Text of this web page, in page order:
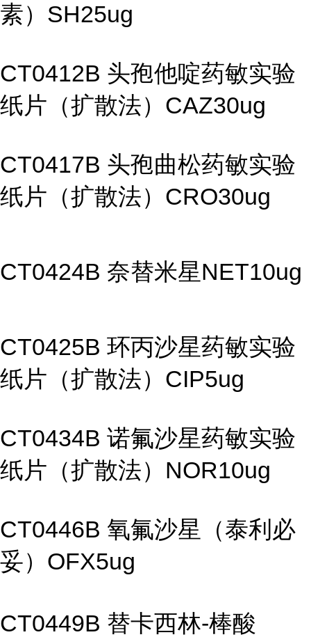
素）SH25ug
CT0412B 头孢他啶药敏实验
纸片（扩散法）CAZ30ug
CT0417B 头孢曲松药敏实验
纸片（扩散法）CRO30ug
CT0424B 奈替米星NET10ug
CT0425B 环丙沙星药敏实验
纸片（扩散法）CIP5ug
CT0434B 诺氟沙星药敏实验
纸片（扩散法）NOR10ug
CT0446B 氧氟沙星（泰利必
妥）OFX5ug
CT0449B 替卡西林-棒酸